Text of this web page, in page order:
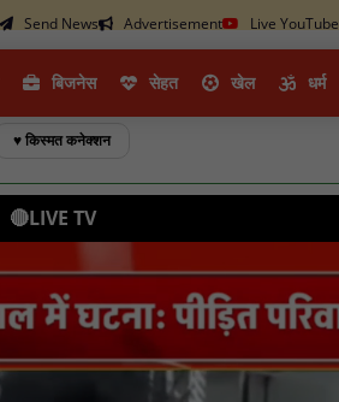
Send News Advertisement Live YouTube
ब‍िजनेस सेहत खेल धर्म
♥️ किस्मत कनेक्शन
🔴LIVE TV